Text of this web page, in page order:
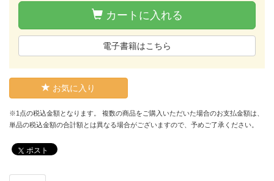
カートに入れる
電子書籍はこちら
お気に入り
※1点の税込金額となります。 複数の商品をご購入いただいた場合のお支払金額は、
単品の税込金額の合計額とは異なる場合がございますので、予めご了承ください。
ポスト